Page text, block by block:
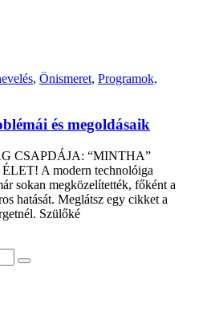
, Önismeret, Programok,
és megoldásaik
CSAPDÁJA: “MINTHA”
A modern technolóiga
sokan megközelítették, főként a
hatását. Meglátsz egy cikket a
Szülőké